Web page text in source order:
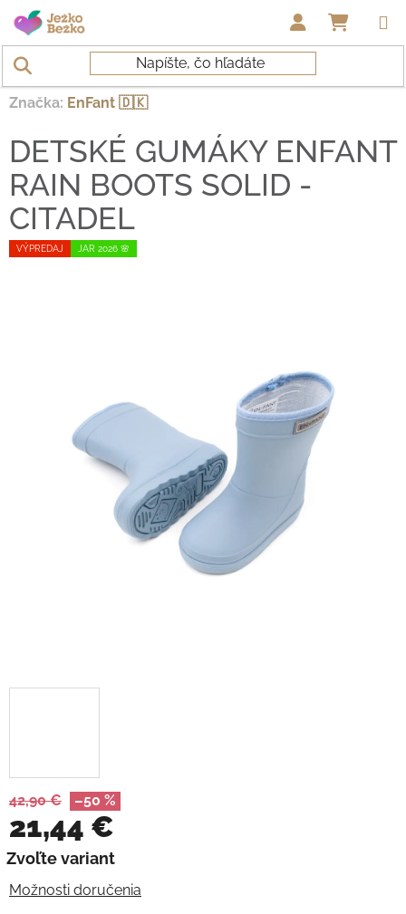
Prejsť na obsah
Domov Topánky deti/ Gumáky / DETSKÉ GUMÁKY ENFANT
42,90 € –50 %
21,44 €
Jednotková cena:
Zvoľte variant
Možnosti doručenia
VÝPREDAJ JAR 2026 🌸
DETSKÉ GUMÁKY ENFANT
RAIN BOOTS SOLID -
CITADEL
Značka: EnFant 🇩🇰